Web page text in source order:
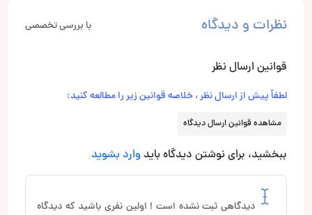
نظرات و دیدگاه با بررسی تخصصی
قوانین ارسال نظر
لطفاً پیش از ارسال نظر ، خلاصه قوانین زیر را مطالعه کنید:
مشاهده قوانین ارسال دیدگاه
ببخشید، برای نوشتن دیدگاه باید وارد بشوید
دیدگاهی ثبت نشده است ! اولین نفری باشید که دیدگاه